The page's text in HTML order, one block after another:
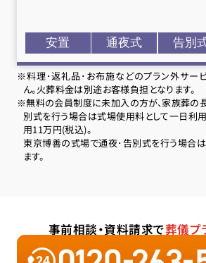
安置 通夜式 告別
※料理･返礼品･お布施などのプラン外サー
ん。火葬料金は別途お客様負担となります。
※無料の会員制度に未加入の方が、家族葬の
別式を行う場合は式場使用料として一日利
用11万円(税込)。
東京博善の式場で通夜･告別式を行う場合
ます。
事前相談・資料請求で葬儀プ